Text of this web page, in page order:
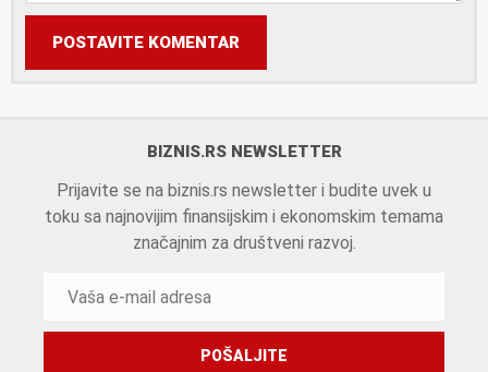
POSTAVITE KOMENTAR
BIZNIS.RS NEWSLETTER
Prijavite se na biznis.rs newsletter i budite uvek u
toku sa najnovijim finansijskim i ekonomskim temama
značajnim za društveni razvoj.